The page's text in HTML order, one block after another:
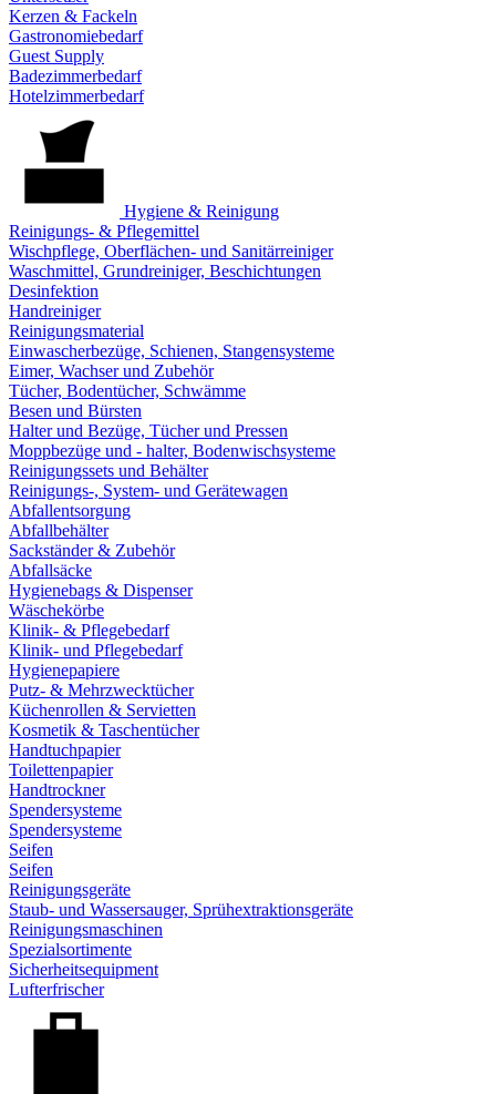
Kerzen & Fackeln
Gastronomiebedarf
Guest Supply
Badezimmerbedarf
Hotelzimmerbedarf
Hygiene & Reinigung
Reinigungs- & Pflegemittel
Wischpflege, Oberflächen- und Sanitärreiniger
Waschmittel, Grundreiniger, Beschichtungen
Desinfektion
Handreiniger
Reinigungsmaterial
Einwascherbezüge, Schienen, Stangensysteme
Eimer, Wachser und Zubehör
Tücher, Bodentücher, Schwämme
Besen und Bürsten
Halter und Bezüge, Tücher und Pressen
Moppbezüge und - halter, Bodenwischsysteme
Reinigungssets und Behälter
Reinigungs-, System- und Gerätewagen
Abfallentsorgung
Abfallbehälter
Sackständer & Zubehör
Abfallsäcke
Hygienebags & Dispenser
Wäschekörbe
Klinik- & Pflegebedarf
Klinik- und Pflegebedarf
Hygienepapiere
Putz- & Mehrzwecktücher
Küchenrollen & Servietten
Kosmetik & Taschentücher
Handtuchpapier
Toilettenpapier
Handtrockner
Spendersysteme
Spendersysteme
Seifen
Seifen
Reinigungsgeräte
Staub- und Wassersauger, Sprühextraktionsgeräte
Reinigungsmaschinen
Spezialsortimente
Sicherheitsequipment
Lufterfrischer